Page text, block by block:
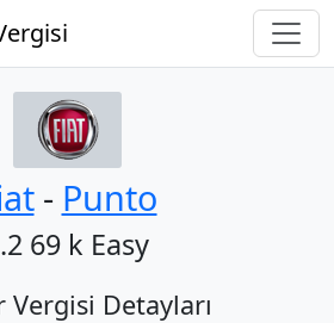
‐ Punto
69 k Easy
Vergisi Detayları